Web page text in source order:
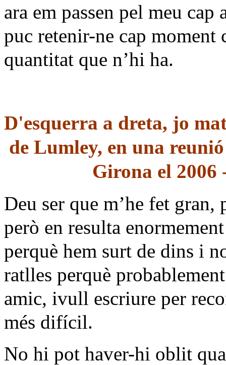
ara em passen pel meu
puc retenir-ne cap moment
quantitat que n’hi ha.
D'esquerra a dreta, jo
de Lumley, en una
Girona el 2006
Deu ser que m’he fet
però en resulta
perquè hem surt de dins i
ratlles perquè
amic, ivull escriure per
més difícil.
No hi pot haver-hi oblit